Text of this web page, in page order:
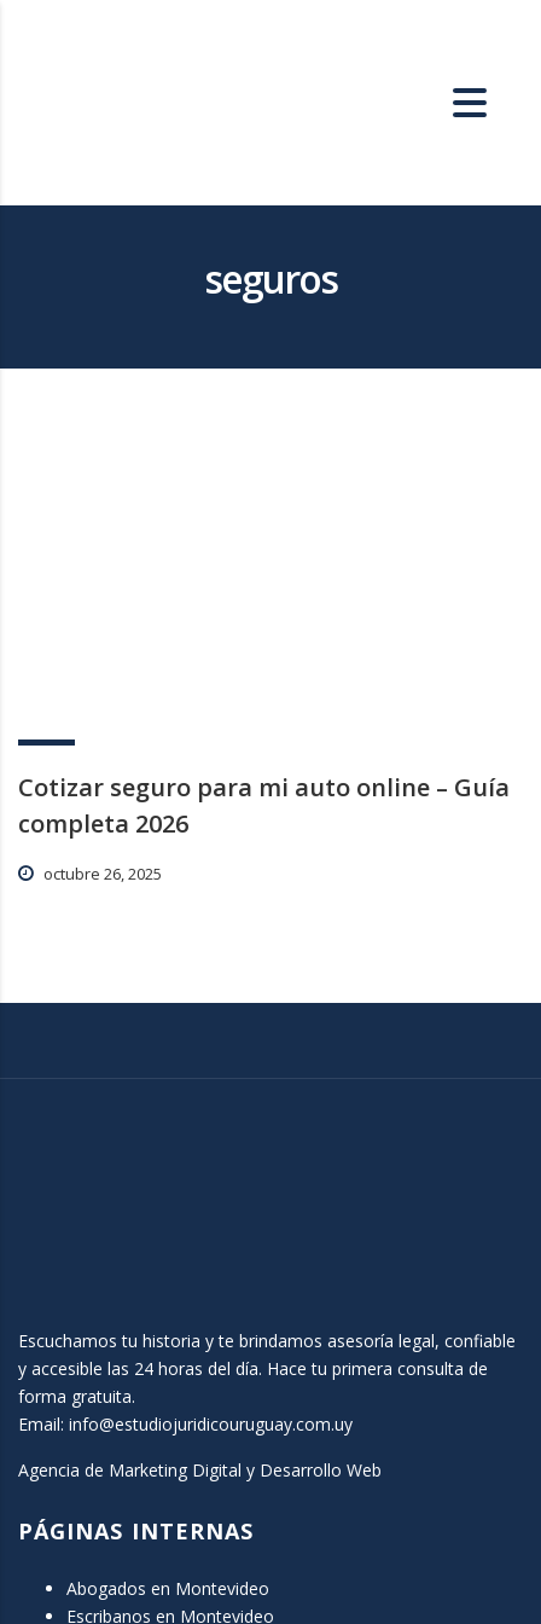
seguros
Cotizar seguro para mi auto online – Guía
completa 2026
octubre 26, 2025
Escuchamos tu historia y te brindamos asesoría legal, confiable
y accesible las 24 horas del día. Hace tu primera consulta de
forma gratuita.
Email: info@estudiojuridicouruguay.com.uy
Agencia de Marketing Digital y Desarrollo Web
PÁGINAS INTERNAS
Abogados en Montevideo
Escribanos en Montevideo